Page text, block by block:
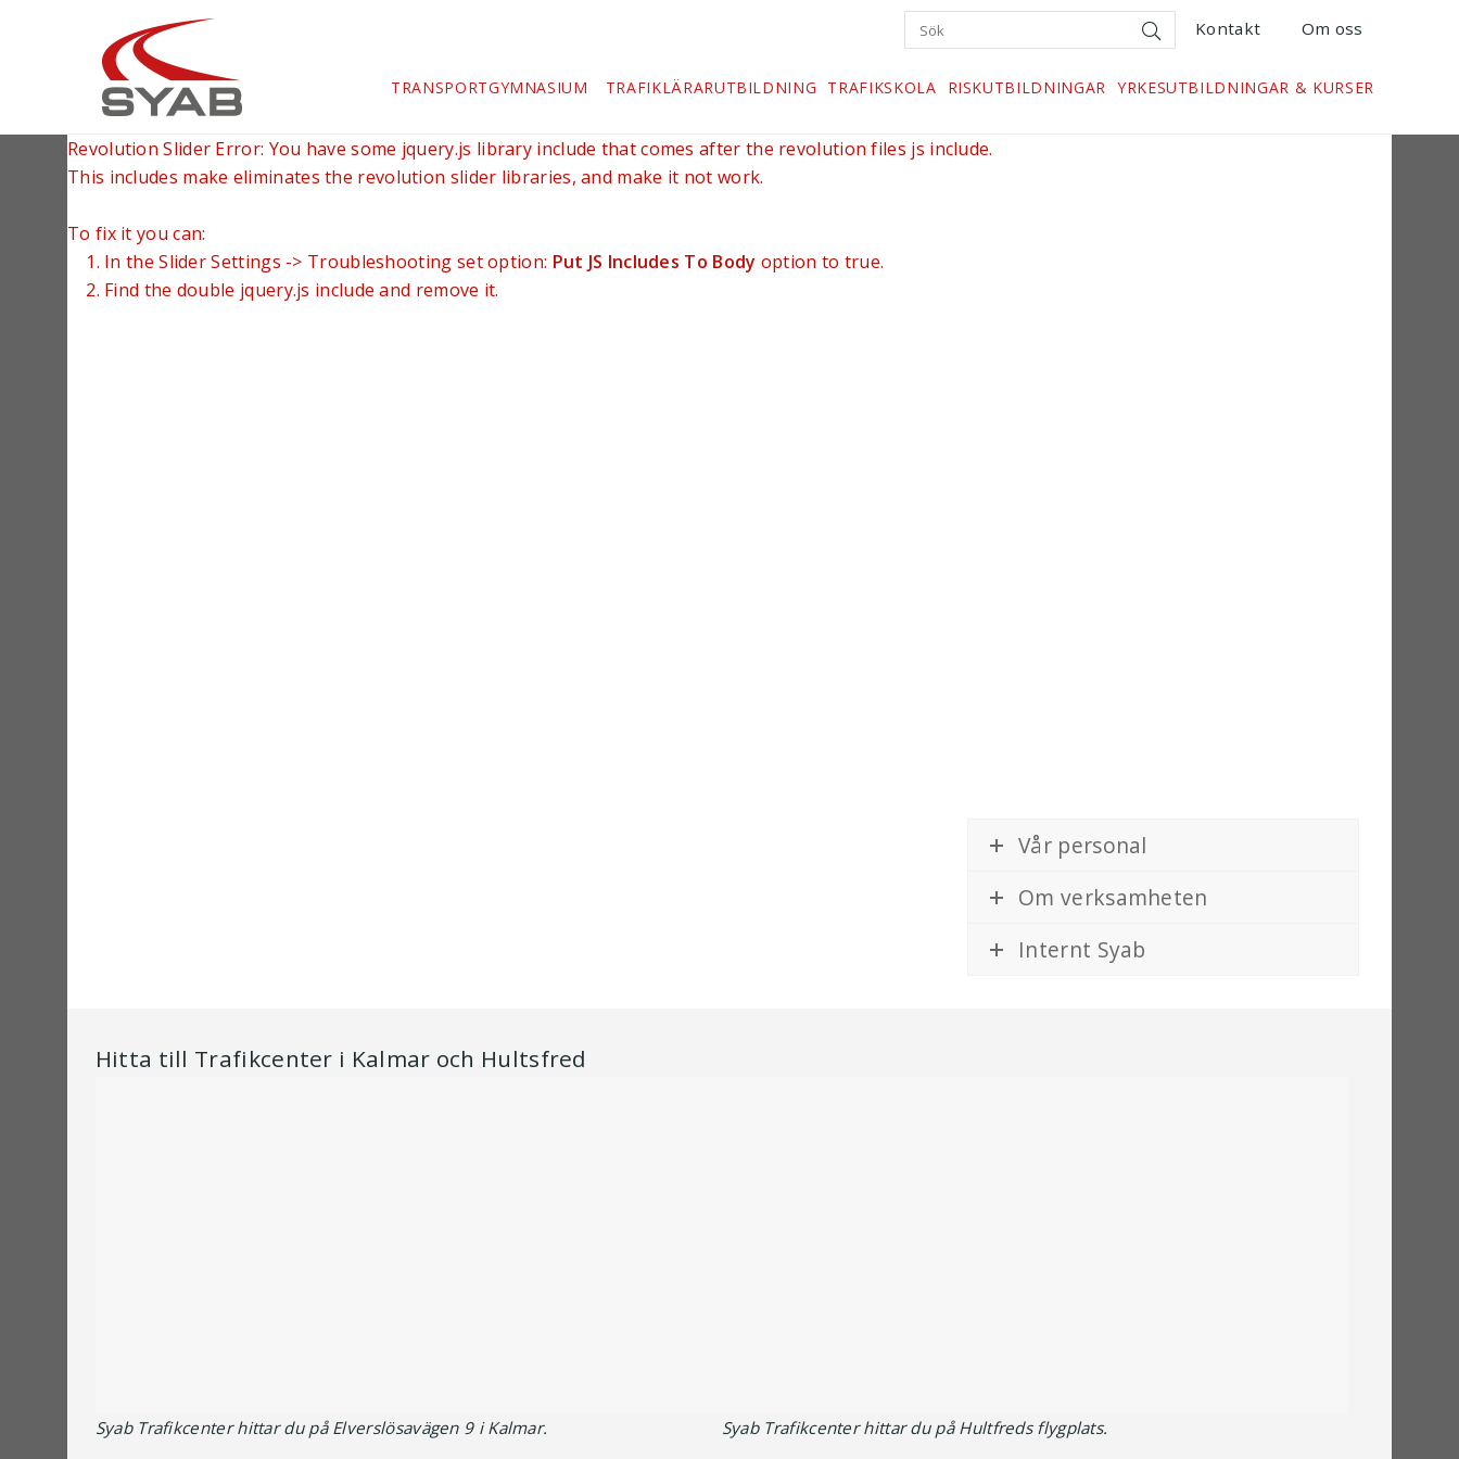
TRANSPORTGYMNASIUM TRAFIKLÄRARUTBILDNING TRAFIKSKOLA RISKUTBILDNINGAR YRKESUTBILDNINGAR & KURSER
Kontakt Om oss
Revolution Slider Error: You have some jquery.js library include that comes after the revolution files js include.
This includes make eliminates the revolution slider libraries, and make it not work.
To fix it you can:
1. In the Slider Settings -> Troubleshooting set option: Put JS Includes To Body option to true.
2. Find the double jquery.js include and remove it.
Vår personal
Om verksamheten
Internt Syab
Hitta till Trafikcenter i Kalmar och Hultsfred
Syab Trafikcenter hittar du på Elverslösavägen 9 i Kalmar. Syab Trafikcenter hittar du på Hultfreds flygplats.